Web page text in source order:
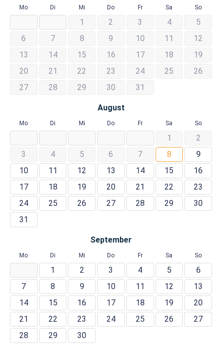
Mo Di Mi Do Fr Sa So
1 2 3 4
5
6
7 8 9 10 11
12
13
14 15 16 17 18
19
20
21 22 23 24 25
26
27
28 29 30 31
August
Mo Di Mi Do Fr Sa So
1
2
3
4 5 6 7 8
9
10
11 12 13 14 15
16
17
18 19 20 21 22
23
24
25 26 27 28 29
30
31
September
Mo Di Mi Do Fr Sa So
1 2 3 4 5
6
7
8 9 10 11 12
13
14
15 16 17 18 19
20
21
22 23 24 25 26
27
28
29 30